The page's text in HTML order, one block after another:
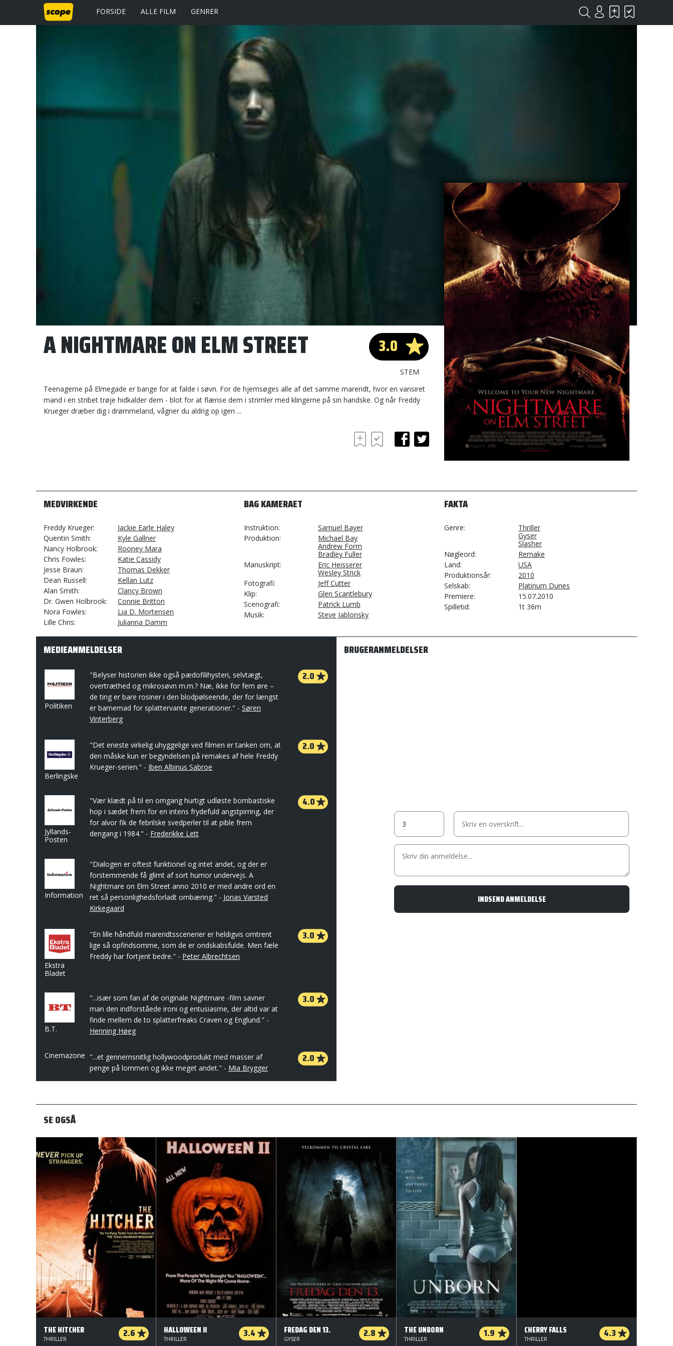
FORSIDE ALLE FILM GENRER
3.0
STEM
A NIGHTMARE ON ELM STREET
Teenagerne på Elmegade er bange for at falde i søvn. For de hjemsøges alle af det samme mareridt, hvor en vansiret
mand i en stribet trøje hidkalder dem - blot for at flænse dem i strimler med klingerne på sin handske. Og når Freddy
Krueger dræber dig i drømmeland, vågner du aldrig op igen ...
MEDVIRKENDE
Freddy Krueger
Jackie Earle Haley
Quentin Smith
Kyle Gallner
Nancy Holbrook
Rooney Mara
Chris Fowles
Katie Cassidy
Jesse Braun
Thomas Dekker
Dean Russell
Kellan Lutz
Alan Smith
Clancy Brown
Dr. Gwen Holbrook
Connie Britton
Nora Fowles
Lia D. Mortensen
Lille Chris
Julianna Damm
BAG KAMERAET
Instruktion
Samuel Bayer
Produktion
Michael Bay
Andrew Form
Bradley Fuller
Manuskript
Eric Heisserer
Wesley Strick
Fotografi
Jeff Cutter
Klip
Glen Scantlebury
Scenografi
Patrick Lumb
Musik
Steve Jablonsky
FAKTA
Genre
Thriller
Gyser
Slasher
Nøgleord
Remake
Land
USA
Produktionsår
2010
Selskab
Platinum Dunes
Premiere
15.07.2010
Spilletid
1t 36m
MEDIEANMELDELSER
Politiken
"Belyser historien ikke også pædofilihysteri, selvtægt,
overtræthed og mikrosøvn m.m.? Næ, ikke for fem øre –
de ting er bare rosiner i den blodpølseende, der for længst
er barnemad for splattervante generationer." - Søren
Vinterberg
2.0
Berlingske
"Det eneste virkelig uhyggelige ved filmen er tanken om, at
den måske kun er begyndelsen på remakes af hele Freddy
Krueger-serien." - Iben Albinus Sabroe
2.0
Jyllands-
Posten
"Vær klædt på til en omgang hurtigt udløste bombastiske
hop i sædet frem for en intens frydefuld angstpirring, der
for alvor fik de febrilske svedperler til at pible frem
dengang i 1984." - Frederikke Lett
4.0
Information
"Dialogen er oftest funktionel og intet andet, og der er
forstemmende få glimt af sort humor undervejs. A
Nightmare on Elm Street anno 2010 er med andre ord en
ret så personlighedsforladt ombæring." - Jonas Varsted
Kirkegaard
Ekstra
Bladet
"En lille håndfuld mareridtsscenerier er heldigvis omtrent
lige så opfindsomme, som de er ondskabsfulde. Men fæle
Freddy har fortjent bedre." - Peter Albrechtsen
3.0
B.T.
"...især som fan af de originale Nightmare -film savner
man den indforståede ironi og entusiasme, der altid var at
finde mellem de to splatterfreaks Craven og Englund." -
Henning Høeg
3.0
Cinemazone "...et gennemsnitlig hollywoodprodukt med masser af
penge på lommen og ikke meget andet." - Mia Brygger
2.0
BRUGERANMELDELSER
SE OGSÅ
THE HITCHER 2.6
THRILLER
HALLOWEEN II 3.4
THRILLER
FREDAG DEN 13. 2.8
GYSER
THE UNBORN 1.9
THRILLER
CHERRY FALLS 4.3
THRILLER